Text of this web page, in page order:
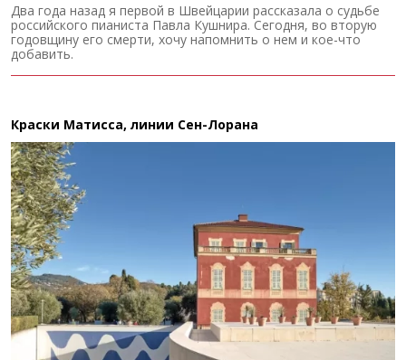
Два года назад я первой в Швейцарии рассказала о судьбе
российского пианиста Павла Кушнира. Сегодня, во вторую
годовщину его смерти, хочу напомнить о нем и кое-что
добавить.
Краски Матисса, линии Сен-Лорана